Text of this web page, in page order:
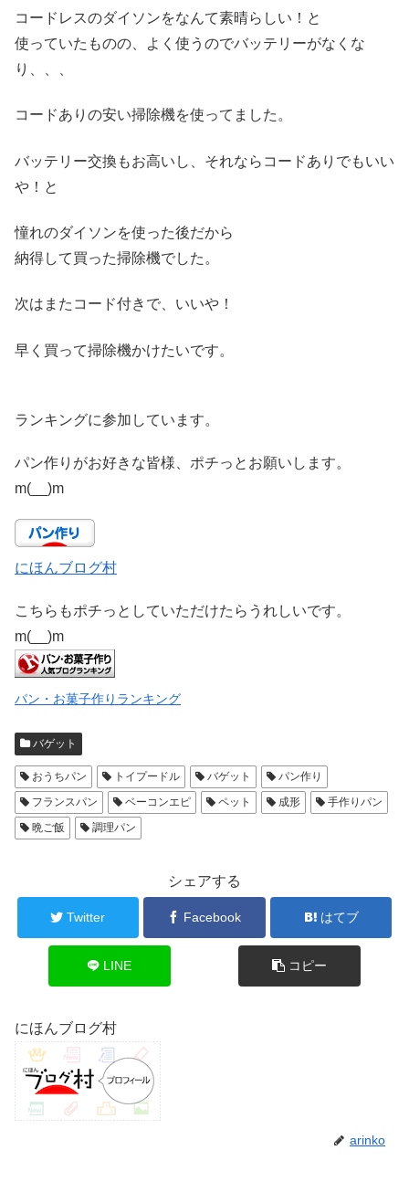
コードレスのダイソンをなんて素晴らしい！と
使っていたものの、よく使うのでバッテリーがなくな
り、、、
コードありの安い掃除機を使ってました。
バッテリー交換もお高いし、それならコードありでもいい
や！と
憧れのダイソンを使った後だから
納得して買った掃除機でした。
次はまたコード付きで、いいや！
早く買って掃除機かけたいです。
ランキングに参加しています。
パン作りがお好きな皆様、ポチっとお願いします。
m(__)m
にほんブログ村
こちらもポチっとしていただけたらうれしいです。
m(__)m
パン・お菓子作りランキング
バゲット
おうちパン トイプードル バゲット
パン作り
フランスパン
ベーコンエピ ペット 成形
手作りパン
晩ご飯
調理パン
シェアする
Twitter Facebook はてブ
LINE コピー
にほんブログ村
arinko